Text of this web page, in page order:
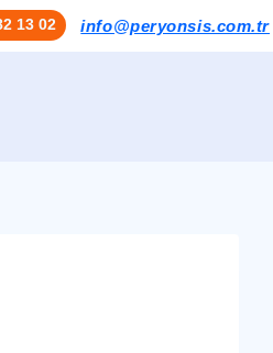
13 02 info@peryonsis.com.tr